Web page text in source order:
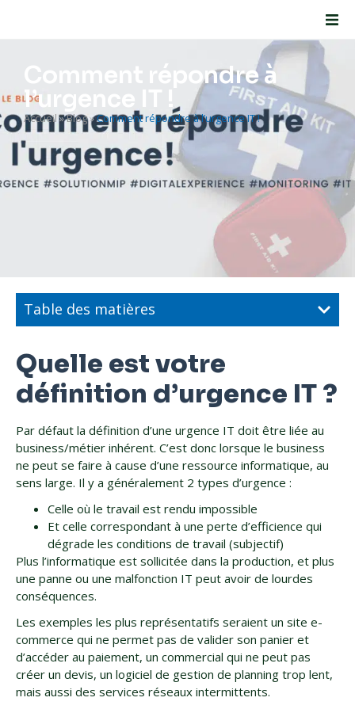
Comment répondre à
l’urgence IT !
Accueil»Blog»Comment répondre à l’urgence IT !
Table des matières
Quelle est votre
définition d’urgence IT ?
Par défaut la définition d’une urgence IT doit être liée au
business/métier inhérent. C’est donc lorsque le business
ne peut se faire à cause d’une ressource informatique, au
sens large. Il y a généralement 2 types d’urgence :
Celle où le travail est rendu impossible
Et celle correspondant à une perte d’efficience qui
dégrade les conditions de travail (subjectif)
Plus l’informatique est sollicitée dans la production, et plus
une panne ou une malfonction IT peut avoir de lourdes
conséquences.
Les exemples les plus représentatifs seraient un site e-
commerce qui ne permet pas de valider son panier et
d’accéder au paiement, un commercial qui ne peut pas
créer un devis, un logiciel de gestion de planning trop lent,
mais aussi des services réseaux intermittents.